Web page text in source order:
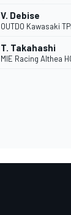
V. Debise
OUTDO Kawasaki
T. Takahashi
MIE Racing Althea